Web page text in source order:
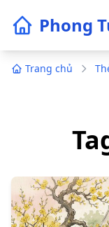
Phong
Trang chủ